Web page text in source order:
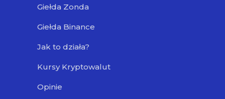
Giełda Zonda
Giełda Binance
Jak to działa?
Kursy Kryptowalut
Opinie